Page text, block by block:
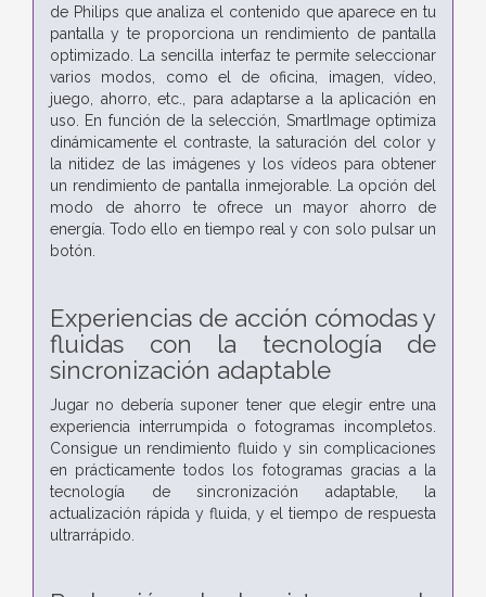
de Philips que analiza el contenido que aparece en tu
pantalla y te proporciona un rendimiento de pantalla
optimizado. La sencilla interfaz te permite seleccionar
varios modos, como el de oficina, imagen, vídeo,
juego, ahorro, etc., para adaptarse a la aplicación en
uso. En función de la selección, SmartImage optimiza
dinámicamente el contraste, la saturación del color y
la nitidez de las imágenes y los vídeos para obtener
un rendimiento de pantalla inmejorable. La opción del
modo de ahorro te ofrece un mayor ahorro de
energía. Todo ello en tiempo real y con solo pulsar un
botón.
Experiencias de acción cómodas y
fluidas con la tecnología de
sincronización adaptable
Jugar no debería suponer tener que elegir entre una
experiencia interrumpida o fotogramas incompletos.
Consigue un rendimiento fluido y sin complicaciones
en prácticamente todos los fotogramas gracias a la
tecnología de sincronización adaptable, la
actualización rápida y fluida, y el tiempo de respuesta
ultrarrápido.